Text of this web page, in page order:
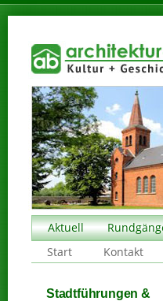
Aktuell
Start
Kontakt
Stadtführungen &